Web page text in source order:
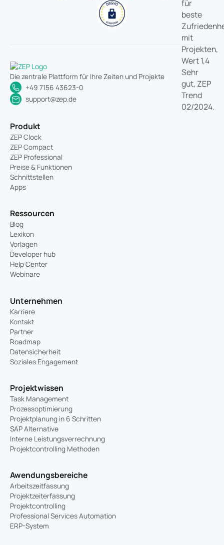
Die zentrale Plattform für Ihre Zeiten und Projekte
+49 7156 43623-0
support@zep.de
Produkt
ZEP Clock
ZEP Compact
ZEP Professional
Preise & Funktionen
Schnittstellen
Apps
Ressourcen
Blog
Lexikon
Vorlagen
Developer hub
Help Center
Webinare
Unternehmen
Karriere
Kontakt
Partner
Roadmap
Datensicherheit
Soziales Engagement
Projektwissen
Task Management
Prozessoptimierung
Projektplanung in 6 Schritten
SAP Alternative
Interne Leistungsverrechnung
Projektcontrolling Methoden
Awendungsbereiche
Arbeitszeitfassung
Projektzeiterfassung
Projektcontrolling
Professional Services Automation
ERP-System